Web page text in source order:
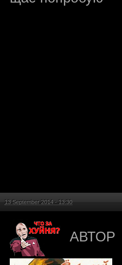
13 September 2014 - 13:30
АВТОР